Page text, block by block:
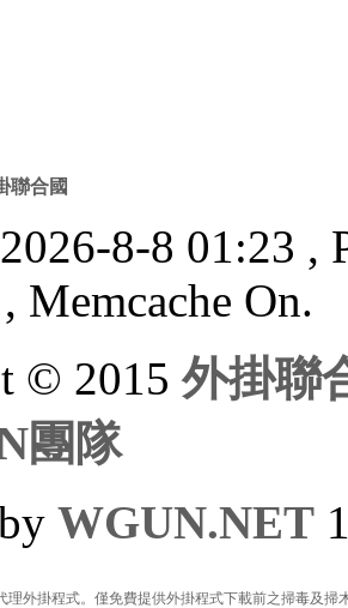
聯合國
8-8 01:23 ,
Memcache On.
© 2015外掛聯
團隊
WGUN.NET
掛程式。僅免費提供外掛程式下載前之掃毒及掃